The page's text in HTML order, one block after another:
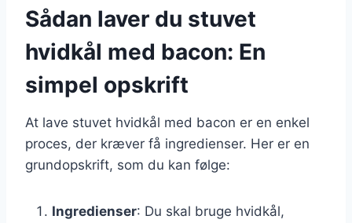
Sådan laver du stuvet
hvidkål med bacon: En
simpel opskrift
At lave stuvet hvidkål med bacon er en enkel
proces, der kræver få ingredienser. Her er en
grundopskrift, som du kan følge:
Ingredienser: Du skal bruge hvidkål,